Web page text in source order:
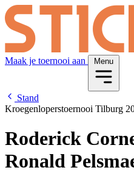
Maak je toernooi aan Menu
Stand
Kroegenloperstoernooi Tilburg
Roderick
Ronald